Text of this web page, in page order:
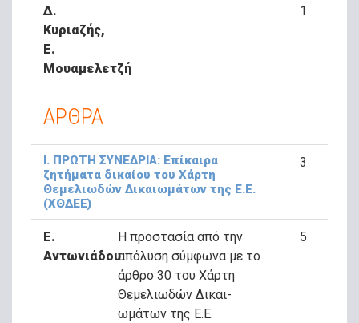
Δ.
Κυριαζής,
Ε.
Μουαμελετζή
1
ΑΡΘΡΑ
Ι. ΠΡΩΤΗ ΣΥΝΕΔΡΙΑ: Επίκαιρα
ζητήματα δικαίου του Χάρτη
Θεμελιωδών Δικαιωμάτων της Ε.Ε.
(ΧΘΔΕΕ)
3
Ε.
Αντωνιάδου
Η προστασία από την
απόλυση σύμφωνα με το
άρθρο 30 του Χάρτη
Θεμελιωδών Δικαι-
ωμάτων της Ε.Ε.
5